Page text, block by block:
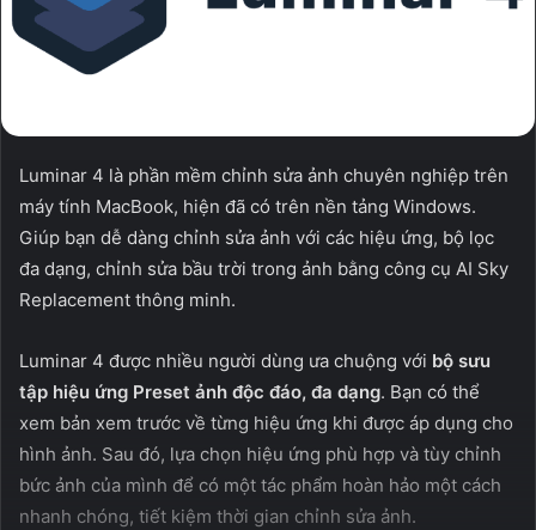
Luminar 4 là phần mềm chỉnh sửa ảnh chuyên nghiệp trên
máy tính MacBook, hiện đã có trên nền tảng Windows.
Giúp bạn dễ dàng chỉnh sửa ảnh với các hiệu ứng, bộ lọc
đa dạng, chỉnh sửa bầu trời trong ảnh bằng công cụ AI Sky
Replacement thông minh.
Luminar 4 được nhiều người dùng ưa chuộng với bộ sưu
tập hiệu ứng Preset ảnh độc đáo, đa dạng. Bạn có thể
xem bản xem trước về từng hiệu ứng khi được áp dụng cho
hình ảnh. Sau đó, lựa chọn hiệu ứng phù hợp và tùy chỉnh
bức ảnh của mình để có một tác phẩm hoàn hảo một cách
nhanh chóng, tiết kiệm thời gian chỉnh sửa ảnh.